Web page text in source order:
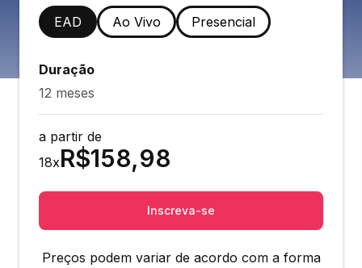
EAD Ao Vivo Presencial
Duração
12 meses
a partir de
18xR$158,98
Inscreva-se
Preços podem variar de acordo com a forma